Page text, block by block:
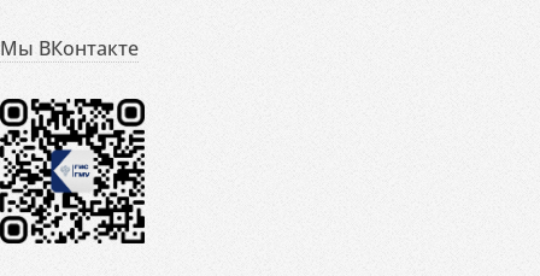
Мы ВКонтакте